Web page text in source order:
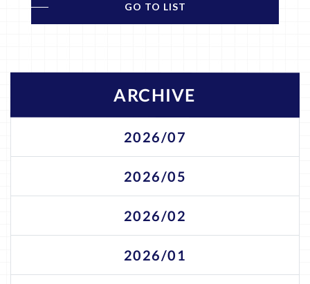
GO TO LIST
ARCHIVE
2026/07
2026/05
2026/02
2026/01